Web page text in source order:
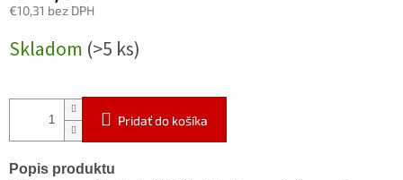
€10,31 bez DPH
cena:
Skladom (>5 ks)
Pridať do košíka
Popis produktu